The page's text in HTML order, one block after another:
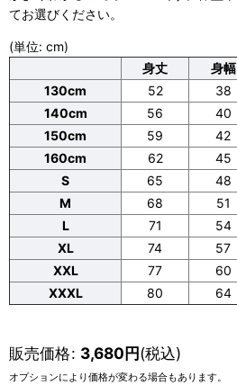
てお選びください。
(単位: cm)
身丈
身幅
130cm
52 38
140cm
56 40
150cm
59 42
160cm
62 45
S
65 48
M
68 51
L
71 54
XL
74 57
XXL
77 60
XXXL
80 64
販売価格: 3,680円(税込)
オプションにより価格が変わる場合もあります。